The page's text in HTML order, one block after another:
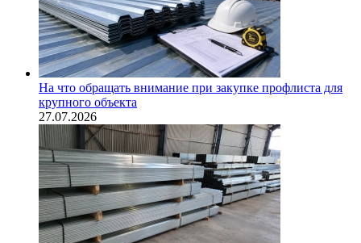
На что обращать внимание при закупке профлиста для
крупного объекта
27.07.2026